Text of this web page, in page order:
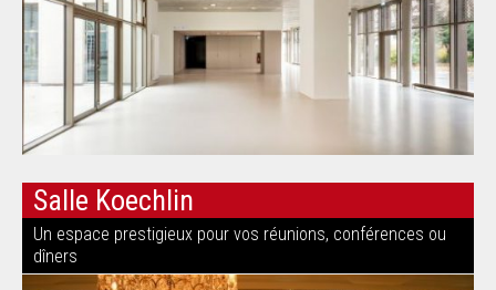
Salle Koechlin
Un espace prestigieux pour vos réunions, conférences ou
dîners